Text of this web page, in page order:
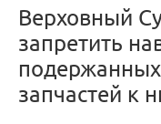
Верховный
запретить
запчастей к